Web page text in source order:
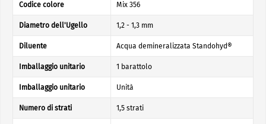
Codice colore Mix 356
Diametro dell'Ugello 1,2 - 1,3 mm
Diluente Acqua demineralizzata Standohyd®
Imballaggio unitario 1 barattolo
Imballaggio unitario Unità
Numero di strati 1,5 strati